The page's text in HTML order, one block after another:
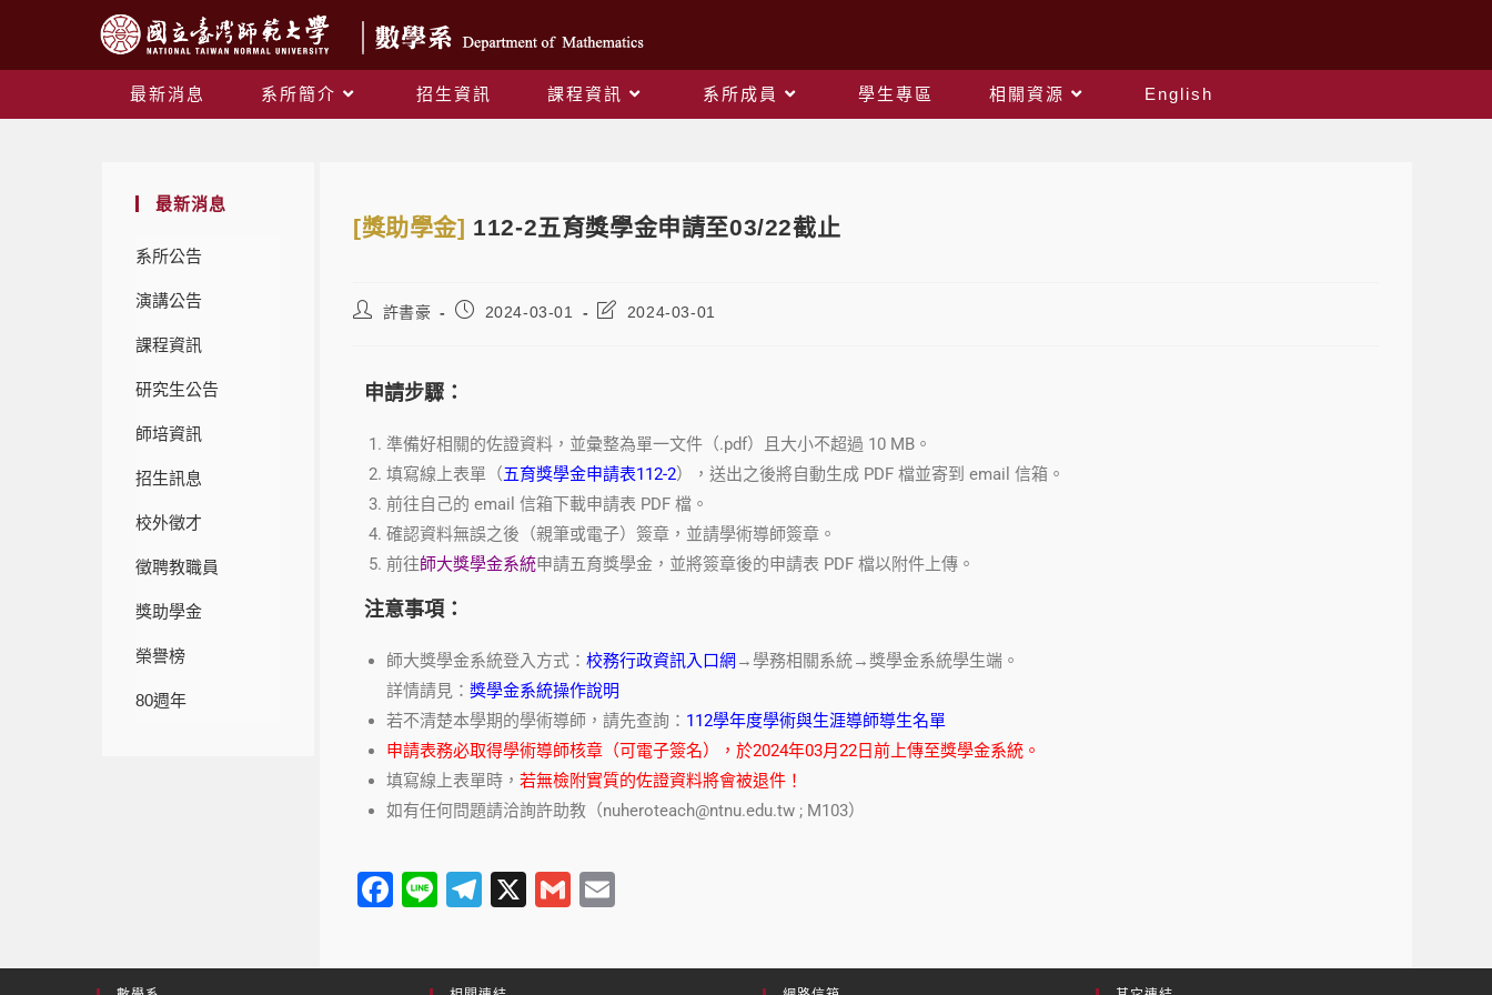
最新消息 系所簡介 招生資訊 課程資訊 系所成員 學生專區 相關資源
English
最新消息
系所公告
演講公告
課程資訊
研究生公告
師培資訊
招生訊息
校外徵才
徵聘教職員
獎助學金
榮譽榜
80週年
[獎助學金] 112-2五育獎學金申請至03/22截止
許書豪 2024-03-01 2024-03-01
申請步驟：
準備好相關的佐證資料，並彙整為單一文件（.pdf）且大小不超過 10 MB。
填寫線上表單（五育獎學金申請表112-2），送出之後將自動生成 PDF 檔並寄到 email 信箱。
前往自己的 email 信箱下載申請表 PDF 檔。
確認資料無誤之後（親筆或電子）簽章，並請學術導師簽章。
前往師大獎學金系統申請五育獎學金，並將簽章後的申請表 PDF 檔以附件上傳。
注意事項：
師大獎學金系統登入方式： 校務行政資訊入口網 →學務相關系統→獎學金系統學生端。
詳情請見： 獎學金系統操作說明
若不清楚本學期的學術導師，請先查詢： 112學年度學術與生涯導師導生名單
申請表務必取得學術導師核章（可電子簽名），於2024年03月22日前上傳至獎學金系統。
填寫線上表單時， 若無檢附實質的佐證資料將會被退件！
如有任何問題請洽詢許助教（nuheroteach@ntnu.edu.tw ; M103）
F
c
Li
e
T
e
X
G
ail ail